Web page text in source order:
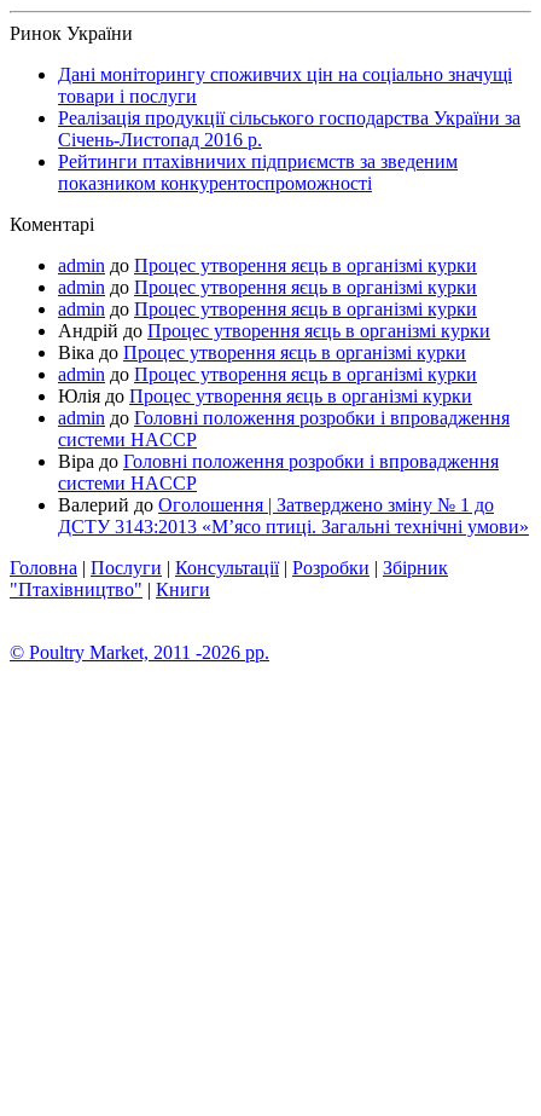
Ринок України
Дані моніторингу споживчих цін на соціально значущі
товари і послуги
Реалізація продукції сільського господарства України за
Січень-Листопад 2016 р.
Рейтинги птахівничих підприємств за зведеним
показником конкурентоспроможності
Коментарі
admin до Процес утворення яєць в організмі курки
admin до Процес утворення яєць в організмі курки
admin до Процес утворення яєць в організмі курки
Андрій до Процес утворення яєць в організмі курки
Віка до Процес утворення яєць в організмі курки
admin до Процес утворення яєць в організмі курки
Юлія до Процес утворення яєць в організмі курки
admin до Головні положення розробки і впровадження
системи HACCP
Віра до Головні положення розробки і впровадження
системи HACCP
Валерий до Оголошення | Затверджено зміну № 1 до
ДСТУ 3143:2013 «М’ясо птиці. Загальні технічні умови»
Головна | Послуги | Консультації| Розробки | Збірник
"Птахівництво" | Книги
© Poultry Market, 2011 -2026 pp.